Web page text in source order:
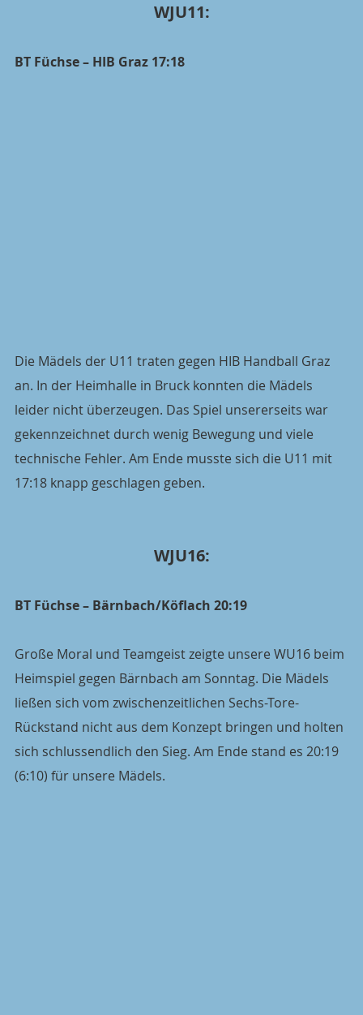
WJU11:
BT Füchse – HIB Graz 17:18
Die Mädels der U11 traten gegen HIB Handball Graz
an. In der Heimhalle in Bruck konnten die Mädels
leider nicht überzeugen. Das Spiel unsererseits war
gekennzeichnet durch wenig Bewegung und viele
technische Fehler. Am Ende musste sich die U11 mit
17:18 knapp geschlagen geben.
WJU16:
BT Füchse – Bärnbach/Köflach 20:19
Große Moral und Teamgeist zeigte unsere WU16 beim
Heimspiel gegen Bärnbach am Sonntag. Die Mädels
ließen sich vom zwischenzeitlichen Sechs-Tore-
Rückstand nicht aus dem Konzept bringen und holten
sich schlussendlich den Sieg. Am Ende stand es 20:19
(6:10) für unsere Mädels.